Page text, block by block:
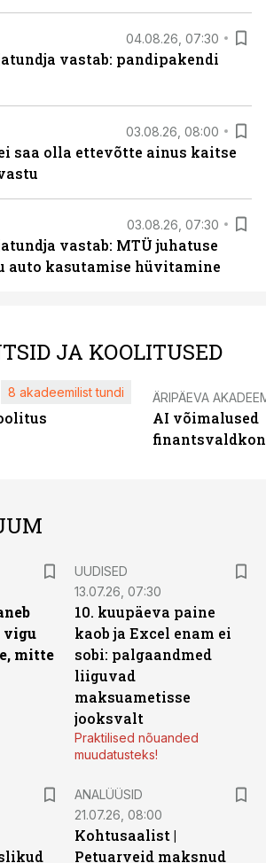
04.08.26, 07:30
vastab: pandipakendi
03.08.26, 08:00
saa olla ettevõtte ainus kaitse
03.08.26, 07:30
vastab: MTÜ juhatuse
kasutamise hüvitamine
JA KOOLITUSED
8 akadeemilist tundi ÄRIPÄEVA
AI võimalused
vigu
mitte
UUDISED
13.07.26, 07:30
10. kuupäeva paine
kaob ja Excel enam ei
sobi: palgaandmed
liiguvad
maksuametisse
jooksvalt
Praktilised nõuanded
muudatusteks!
ANALÜÜSID
21.07.26, 08:00
Kohtusaalist |
Petuarveid maksnud